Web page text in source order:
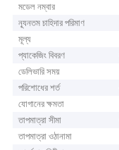
মডেল নম্বার
ন্যূনতম চাহিদার পরিমাণ
মূল্য
প্যাকেজিং বিবরণ
ডেলিভারি সময়
পরিশোধের শর্ত
যোগানের ক্ষমতা
তাপমাত্রা সীমা
তাপমাত্রা ওঠানামা